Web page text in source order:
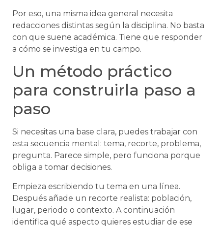
Por eso, una misma idea general necesita
redacciones distintas según la disciplina. No basta
con que suene académica. Tiene que responder
a cómo se investiga en tu campo.
Un método práctico
para construirla paso a
paso
Si necesitas una base clara, puedes trabajar con
esta secuencia mental: tema, recorte, problema,
pregunta. Parece simple, pero funciona porque
obliga a tomar decisiones.
Empieza escribiendo tu tema en una línea.
Después añade un recorte realista: población,
lugar, periodo o contexto. A continuación
identifica qué aspecto quieres estudiar de ese